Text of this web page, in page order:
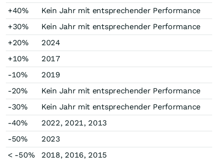
+40%
Kein Jahr mit entsprechender Performance
+30%
Kein Jahr mit entsprechender Performance
+20%
2024
+10%
2017
-10%
2019
-20%
Kein Jahr mit entsprechender Performance
-30%
Kein Jahr mit entsprechender Performance
-40%
2022, 2021, 2013
-50%
2023
< -50%
2018, 2016, 2015